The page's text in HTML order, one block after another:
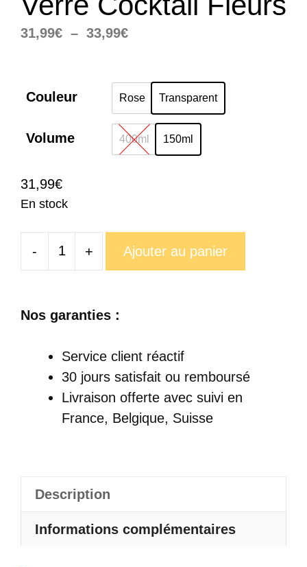
31,99€ – 33,99€Plage
31,99€
à
33,99€
Couleur Rose Transparent
Volume 400ml 150ml
31,99€
En stock
-
quantité
Cocktail
+ Ajouter au panier
Nos garanties :
Service client réactif
30 jours satisfait ou remboursé
Livraison offerte avec suivi en
France, Belgique, Suisse
Description
Informations complémentaires